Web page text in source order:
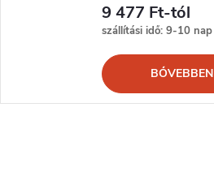
9 477 Ft-tól
szállítási idő: 9-10 nap
BŐVEBBEN